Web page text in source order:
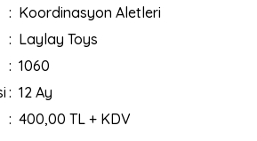
Koordinasyon Aletleri
Laylay Toys
1060
12 Ay
400,00 TL + KDV